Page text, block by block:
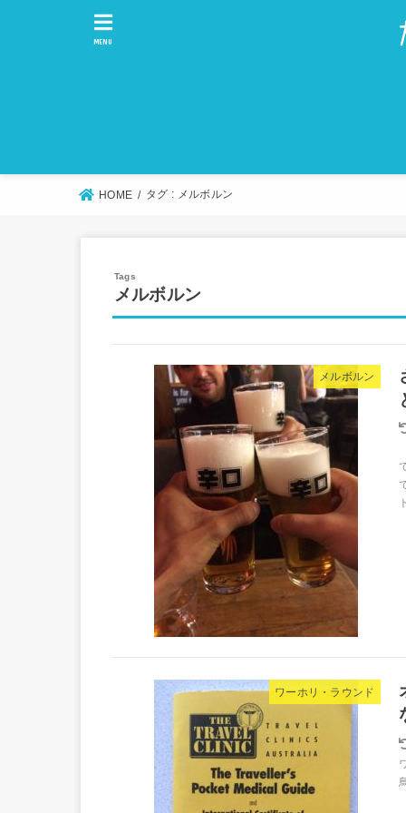
MENU
HOME タグ : メルボルン
メルボルン
メルボルン
ワーホリ・ラウンド